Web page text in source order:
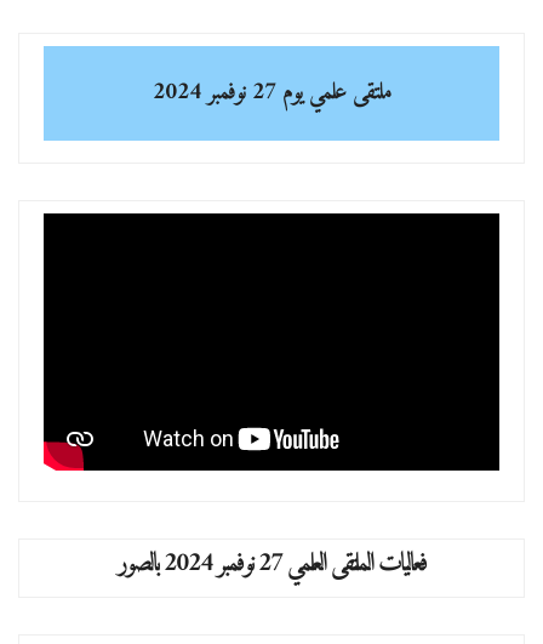
ملتقى علمييوم 27 نوفمبر 2024
فعاليات الملتقى العلمي 27 نوفمبر 2024 بالصور